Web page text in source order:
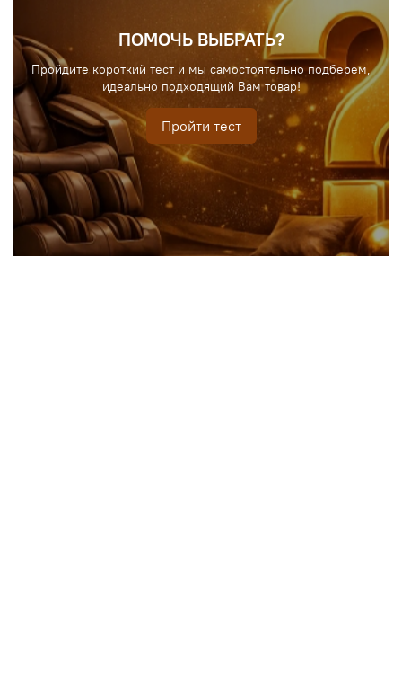
ПОМОЧЬ ВЫБРАТЬ?
Пройдите короткий тест и мы самостоятельно подберем,
идеально подходящий Вам товар!
Пройти тест